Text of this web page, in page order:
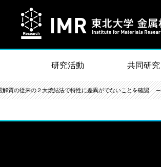
研究活動 共同研
解質の従来の２大焼結法で特性に差異がでないことを確認